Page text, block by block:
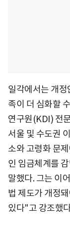
일각에서는 개
족이 더 심화할
연구원(KDI) 전
서울 및 수도권
소와 고령화 문
인 임금체계를
말했다. 그는 이
법 제도가 개정
있다"고 강조했